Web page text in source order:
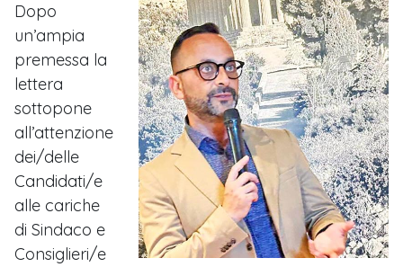
Dopo
un’ampia
premessa la
lettera
sottopone
all’attenzione
dei/delle
Candidati/e
alle cariche
di Sindaco e
Consiglieri/e